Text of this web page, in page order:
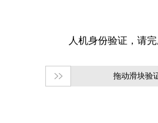
拖动滑块验